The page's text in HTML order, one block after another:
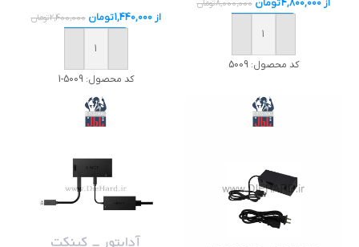
از4,800,000تومان 8,000,000تومان
خرید
کد محصول:5009
از1,440,000تومان 2,400,000تومان
خرید
کد محصول:5009-1